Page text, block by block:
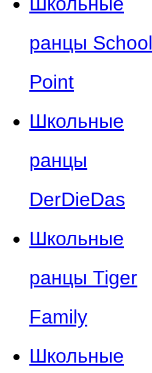
ранцы School
Point
Школьные
ранцы
DerDieDas
Школьные
ранцы Tiger
Family
Школьные